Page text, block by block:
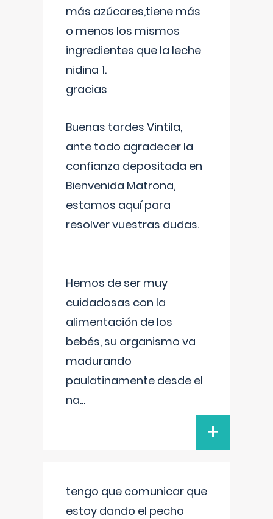
más azúcares,tiene más
o menos los mismos
ingredientes que la leche
nidina 1.
gracias
Buenas tardes Vintila,
ante todo agradecer la
confianza depositada en
Bienvenida Matrona,
estamos aquí para
resolver vuestras dudas.
Hemos de ser muy
cuidadosas con la
alimentación de los
bebés, su organismo va
madurando
paulatinamente desde el
na...
+
tengo que comunicar que
estoy dando el pecho